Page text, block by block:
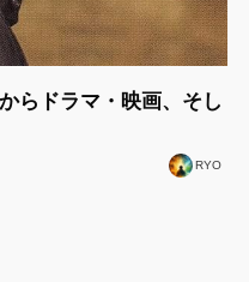
らドラマ・映画、そし
RYO